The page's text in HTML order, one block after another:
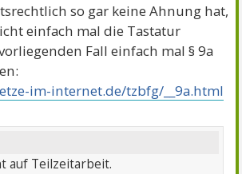
so gar keine Ahnung hat,
einfach mal die Tastatur
Fall einfach mal § 9a
im-internet.de/tzbfg/__9a.html
auf Teilzeitarbeit.